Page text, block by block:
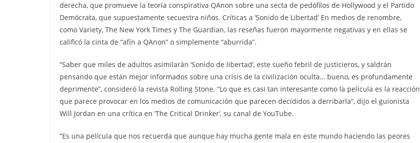
derecha, que promueve la teoría conspirativa QAnon sobre una secta de pedófilos de Hollywood y el Partido
Demócrata, que supuestamente secuestra niños. Críticas a ‘Sonido de Libertad’ En medios de renombre,
como Variety, The New York Times y The Guardian, las reseñas fueron mayormente negativas y en ellas se
calificó la cinta de “afín a QAnon” o simplemente “aburrida”.
“Saber que miles de adultos asimilarán ‘Sonido de libertad’, este sueño febril de justicieros, y saldrán
pensando que están mejor informados sobre una crisis de la civilización oculta… bueno, es profundamente
deprimente”, consideró la revista Rolling Stone. “Lo que es casi tan interesante como la película es la reacción
que parece provocar en los medios de comunicación que parecen decididos a derribarla“, dijo el guionista
Will Jordan en una crítica en ‘The Critical Drinker’, su canal de YouTube.
“Es una película que nos recuerda que aunque hay mucha gente mala en este mundo haciendo las peores